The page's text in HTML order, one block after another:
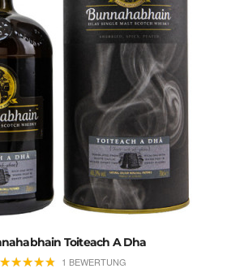
Toiteach A Dha
★★★★★
★★★★★ 1 BEWERTUNG